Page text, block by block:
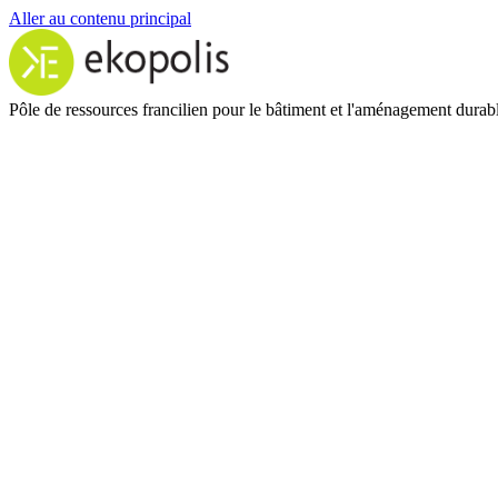
Aller au contenu principal
Pôle de ressources francilien pour le bâtiment et l'aménagement